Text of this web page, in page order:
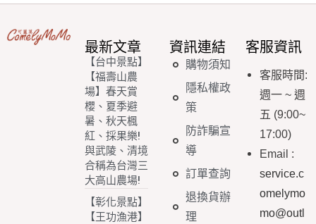
最新文章
【台中景點】
【福壽山農
場】春天賞
櫻、夏季避
暑、秋天楓
紅、採果樂!
與武陵、清境
合稱為台灣三
大高山農場!
【彰化景點】
【王功漁港】
資訊連結
購物須知
隱私權政
策
防詐騙宣
導
訂單查詢
退換貨辦
理
客服資訊
客服時間:
週一 ~ 週
五 (9:00~
17:00)
Email :
service.c
omelymo
mo@outl